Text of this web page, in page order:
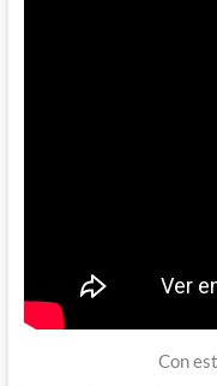
Con